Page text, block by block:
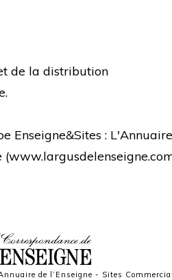
de la distribution
Enseigne&Sites :
(
de l’Enseigne - Sites